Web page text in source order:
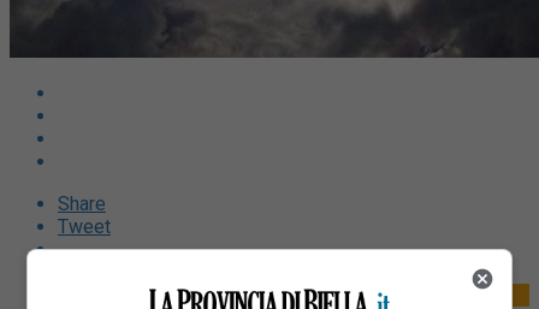
Share
Tweet